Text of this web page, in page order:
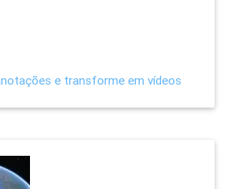
e transforme em vídeos